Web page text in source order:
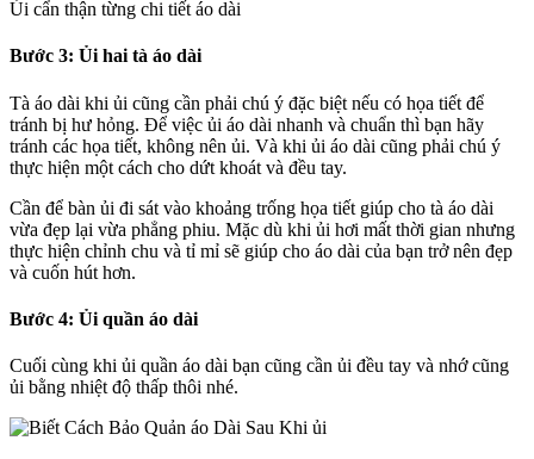
Ủi cẩn thận từng chi tiết áo dài
Bước 3: Ủi hai tà áo dài
Tà áo dài khi ủi cũng cần phải chú ý đặc biệt nếu có họa tiết để
tránh bị hư hỏng. Để việc ủi áo dài nhanh và chuẩn thì bạn hãy
tránh các họa tiết, không nên ủi. Và khi ủi áo dài cũng phải chú ý
thực hiện một cách cho dứt khoát và đều tay.
Cần để bàn ủi đi sát vào khoảng trống họa tiết giúp cho tà áo dài
vừa đẹp lại vừa phẳng phiu. Mặc dù khi ủi hơi mất thời gian nhưng
thực hiện chỉnh chu và tỉ mỉ sẽ giúp cho áo dài của bạn trở nên đẹp
và cuốn hút hơn.
Bước 4: Ủi quần áo dài
Cuối cùng khi ủi quần áo dài bạn cũng cần ủi đều tay và nhớ cũng
ủi bằng nhiệt độ thấp thôi nhé.